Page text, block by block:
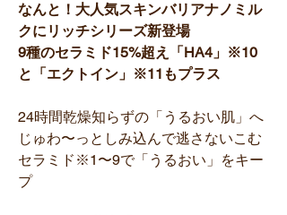
なんと！大人気スキンバリアナノミル
クにリッチシリーズ新登場
9種のセラミド15%超え「HA4」※10
と「エクトイン」※11もプラス
24時間乾燥知らずの「うるおい肌」へ
じゅわ〜っとしみ込んで逃さないこむ
セラミド※1〜9で「うるおい」をキー
プ